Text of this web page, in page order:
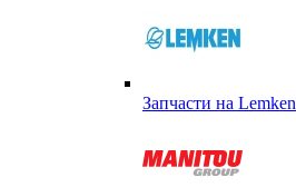
Запчасти на Lemken